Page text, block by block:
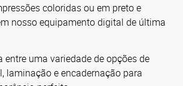
coloridas ou em preto e
nosso equipamento digital de última
entre uma variedade de opções de
laminação e encadernação para